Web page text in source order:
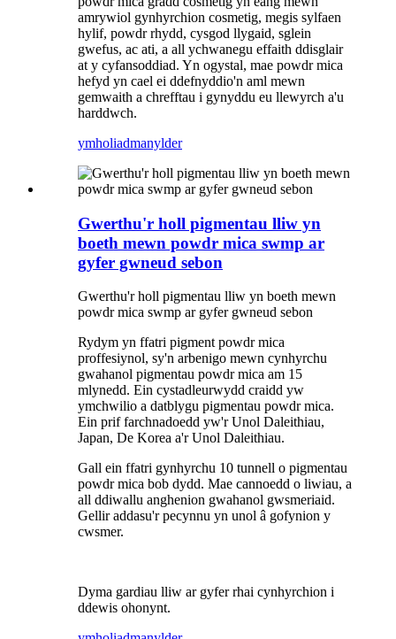
amrywiol gynhyrchion cosmetig, megis sylfaen
hylif, powdr rhydd, cysgod llygaid, sglein
gwefus, ac ati, a all ychwanegu effaith ddisglair
at y cyfansoddiad. Yn ogystal, mae powdr mica
hefyd yn cael ei ddefnyddio'n aml mewn
gemwaith a chrefftau i gynyddu eu llewyrch a'u
harddwch.
ymholiadmanylder
Gwerthu'r holl pigmentau lliw yn
boeth mewn powdr mica swmp ar
gyfer gwneud sebon
Gwerthu'r holl pigmentau lliw yn boeth mewn
powdr mica swmp ar gyfer gwneud sebon
Rydym yn ffatri pigment powdr mica
proffesiynol, sy'n arbenigo mewn cynhyrchu
gwahanol pigmentau powdr mica am 15
mlynedd. Ein cystadleurwydd craidd yw
ymchwilio a datblygu pigmentau powdr mica.
Ein prif farchnadoedd yw'r Unol Daleithiau,
Japan, De Korea a'r Unol Daleithiau.
Gall ein ffatri gynhyrchu 10 tunnell o pigmentau
powdr mica bob dydd. Mae cannoedd o liwiau, a
all ddiwallu anghenion gwahanol gwsmeriaid.
Gellir addasu'r pecynnu yn unol â gofynion y
cwsmer.
Dyma gardiau lliw ar gyfer rhai cynhyrchion i
ddewis ohonynt.